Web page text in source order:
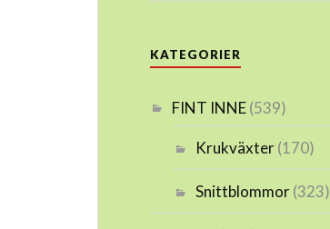
KATEGORIER
FINT INNE(539)
Krukväxter(170)
Snittblommor(323)